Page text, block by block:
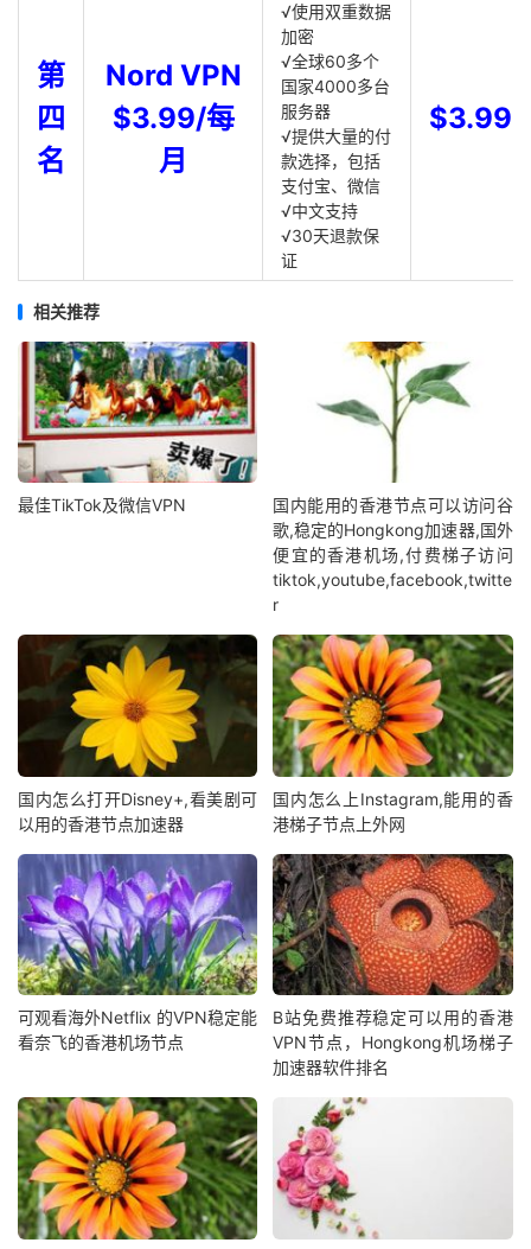
第
四
名
Nord VPN
$3.99/每
月
√使用双重数据
加密
√全球60多个
国家4000多台
服务器
√提供大量的付
款选择，包括
支付宝、微信
√中文支持
√30天退款保
证
$3.99
相关推荐
最佳TikTok及微信VPN
国内能用的香港节点可以访问谷
歌,稳定的Hongkong加速器,国外
便宜的香港机场,付费梯子访问
tiktok,youtube,facebook,twitte
r
国内怎么打开Disney+,看美剧可
以用的香港节点加速器
国内怎么上Instagram,能用的香
港梯子节点上外网
可观看海外Netflix 的VPN稳定能
看奈飞的香港机场节点
B站免费推荐稳定可以用的香港
VPN节点，Hongkong机场梯子
加速器软件排名